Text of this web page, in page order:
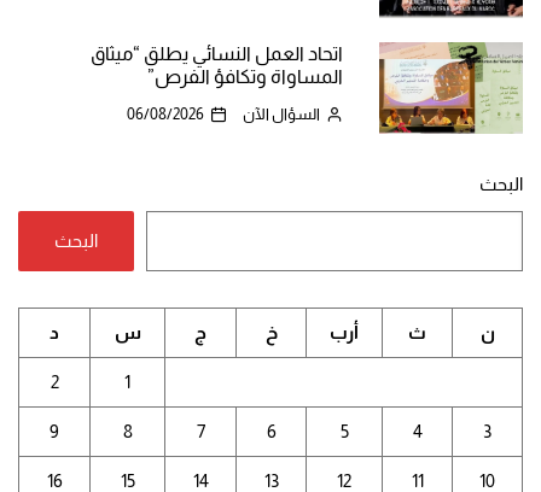
اتحاد العمل النسائي يطلق “ميثاق
المساواة وتكافؤ الفرص”
السؤال الآن 06/08/2026
البحث
البحث
ن ث أرب خ ج س د
1
2
3
4
5
6
7
8
9
10
11
12
13
14
15
16